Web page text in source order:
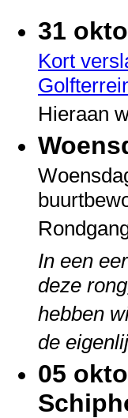
31
Kort
Hieraan
In een
deze
hebben
de
05